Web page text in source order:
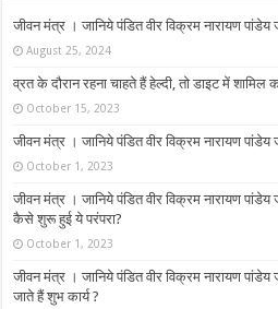
जीवन मंत्र । जानिये पंडित वीर विक्रम नारायण
August 25, 2024
व्रत के दौरान रहना चाहते हैं हेल्दी, तो डाइट में
October 15, 2023
जीवन मंत्र । जानिये पंडित वीर विक्रम नारायण पांडेय
October 1, 2023
जीवन मंत्र । जानिये पंडित वीर विक्रम नारायण
कैसे शुरू हुई ये परंपरा?
October 1, 2023
जीवन मंत्र । जानिये पंडित वीर विक्रम नारायण पांडेय
जाते हैं शुभ कार्य ?